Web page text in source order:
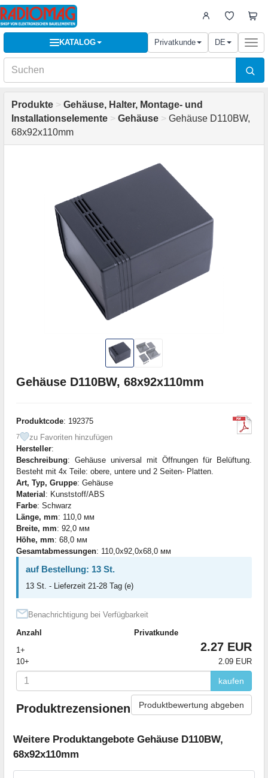
KATALOG Privatkunde DE
Produkte > Gehäuse, Halter, Montage- und
Installationselemente > Gehäuse > Gehäuse D110BW,
68x92x110mm
Gehäuse D110BW, 68x92x110mm
Produktcode: 192375
7
zu Favoriten hinzufügen
Hersteller:
Beschreibung: Gehäuse universal mit Öffnungen für Belüftung.
Besteht mit 4x Teile: obere, untere und 2 Seiten- Platten.
Art, Typ, Gruppe: Gehäuse
Material: Kunststoff/ABS
Farbe: Schwarz
Länge, mm: 110,0 мм
Breite, mm: 92,0 мм
Höhe, mm: 68,0 мм
Gesamtabmessungen: 110,0x92,0x68,0 мм
auf Bestellung: 13 St.
13 St. - Lieferzeit 21-28 Tag (e)
Benachrichtigung bei Verfügbarkeit
Anzahl
Privatkunde
1+
2.27 EUR
10+ 2.09 EUR
kaufen
Produktrezensionen Produktbewertung abgeben
Weitere Produktangebote Gehäuse D110BW,
68x92x110mm